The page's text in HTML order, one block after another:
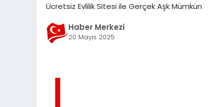
Ücretsiz Evlilik Sitesi ile Gerçek Aşk Mümkün
Haber Merkezi
20 Mayıs 2025